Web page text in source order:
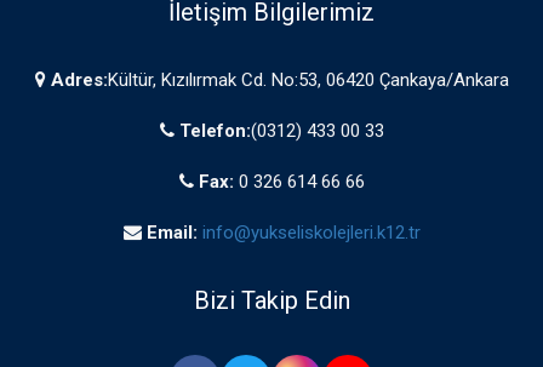
İletişim Bilgilerimiz
Adres:Kültür, Kızılırmak Cd. No:53, 06420 Çankaya/Ankara
Telefon:(0312) 433 00 33
Fax: 0 326 614 66 66
Email: info@yukseliskolejleri.k12.tr
Bizi Takip Edin